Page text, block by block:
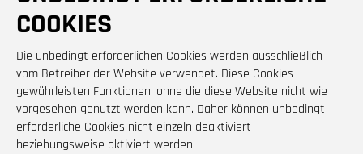
COOKIES
Die unbedingt erforderlichen Cookies werden ausschließlich
vom Betreiber der Website verwendet. Diese Cookies
gewährleisten Funktionen, ohne die diese Website nicht wie
vorgesehen genutzt werden kann. Daher können unbedingt
erforderliche Cookies nicht einzeln deaktiviert
beziehungsweise aktiviert werden.